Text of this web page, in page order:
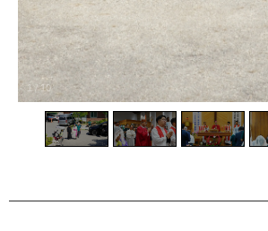
1/10